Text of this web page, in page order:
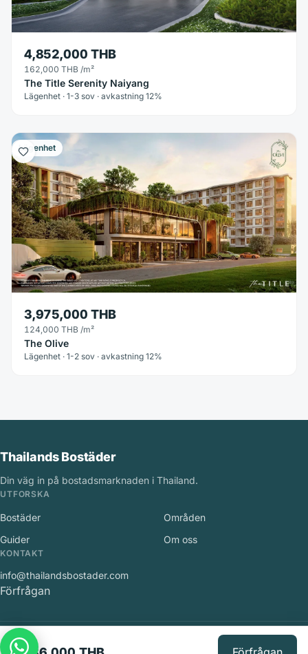
4,852,000 THB
162,000 THB /m²
The Title Serenity Naiyang
Lägenhet · 1-3 sov · avkastning 12%
Lägenhet
3,975,000 THB
124,000 THB /m²
The Olive
Lägenhet · 1-2 sov · avkastning 12%
Thailands Bostäder
Din väg in på bostadsmarknaden i Thailand.
UTFORSKA
Bostäder
Områden
Guider
Om oss
KONTAKT
info@thailandsbostader.com
Förfrågan
© 2026 Thailands Bostäder